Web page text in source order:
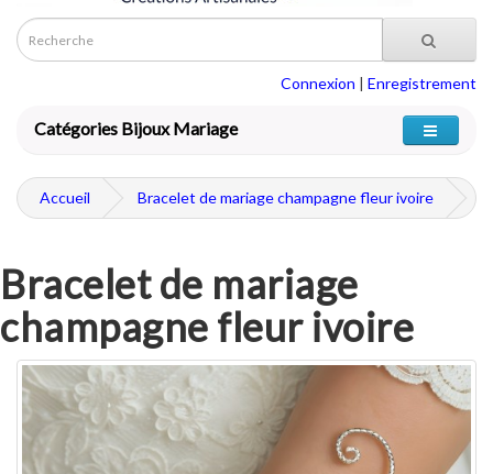
Connexion | Enregistrement
Catégories Bijoux Mariage
Accueil Bracelet de mariage champagne fleur ivoire
Bracelet de mariage
champagne fleur ivoire